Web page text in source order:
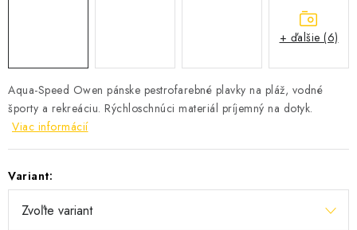
Aqua-Speed Owen pánske pestrofarebné plavky na pláž, vodné
športy a rekreáciu. Rýchloschnúci materiál príjemný na dotyk.
Viac informácií
Variant:
+ ďalšie (6)